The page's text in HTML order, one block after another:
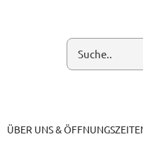
Suchen
ÜBER UNS &